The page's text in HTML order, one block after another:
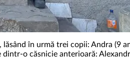
în urmă trei copii: Andra (9
o căsnicie anterioară: